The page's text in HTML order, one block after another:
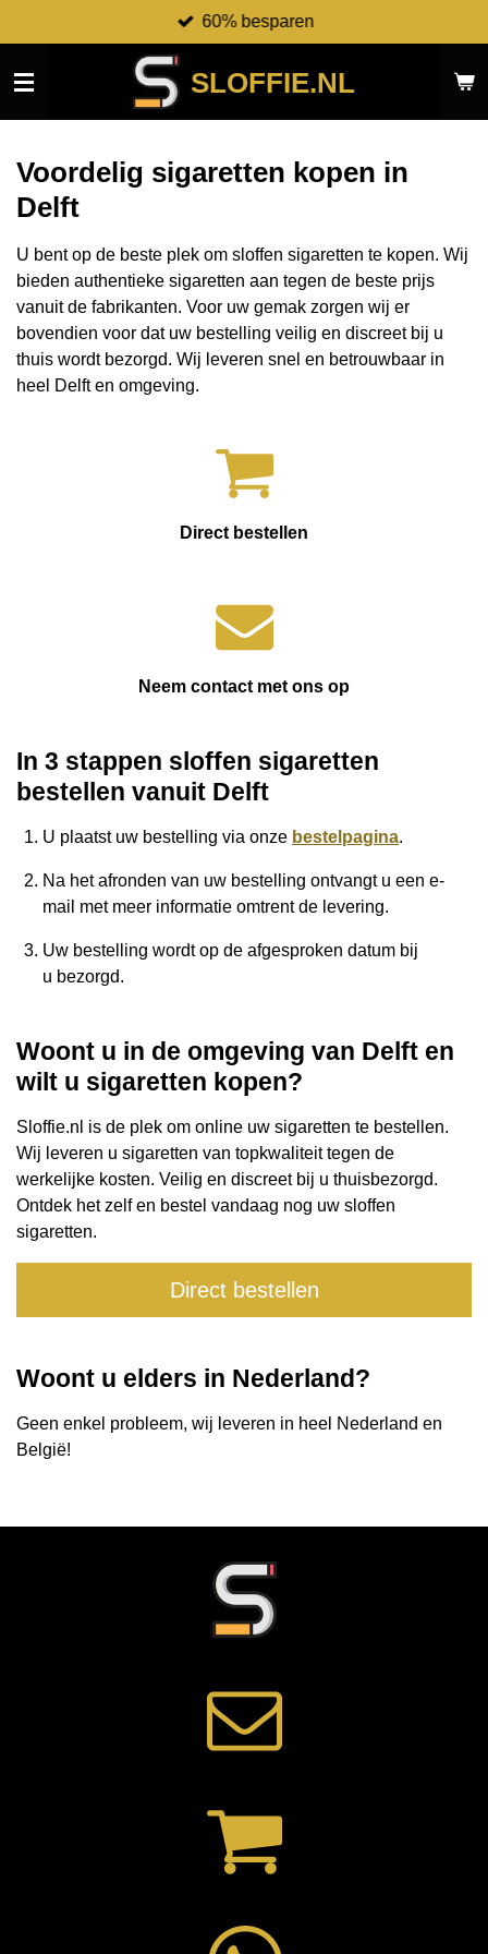
direct
naar
SLOFFIE.NL
60% besparen
Voordelig sigaretten kopen in
Delft
U bent op de beste plek om sloffen sigaretten te kopen. Wij
bieden authentieke sigaretten aan tegen de beste prijs
vanuit de fabrikanten. Voor uw gemak zorgen wij er
bovendien voor dat uw bestelling veilig en discreet bij u
thuis wordt bezorgd. Wij leveren snel en betrouwbaar in
heel Delft en omgeving.
Direct bestellen
Neem contact met ons op
In 3 stappen sloffen sigaretten
bestellen vanuit Delft
U plaatst uw bestelling via onze bestelpagina.
Na het afronden van uw bestelling ontvangt u een e-
mail met meer informatie omtrent de levering.
Uw bestelling wordt op de afgesproken datum bij
u bezorgd.
Woont u in de omgeving van Delft en
wilt u sigaretten kopen?
Sloffie.nl is de plek om online uw sigaretten te bestellen.
Wij leveren u sigaretten van topkwaliteit tegen de
werkelijke kosten. Veilig en discreet bij u thuisbezorgd.
Ontdek het zelf en bestel vandaag nog uw sloffen
sigaretten.
Direct bestellen
Woont u elders in Nederland?
Geen enkel probleem, wij leveren in heel Nederland en
België!